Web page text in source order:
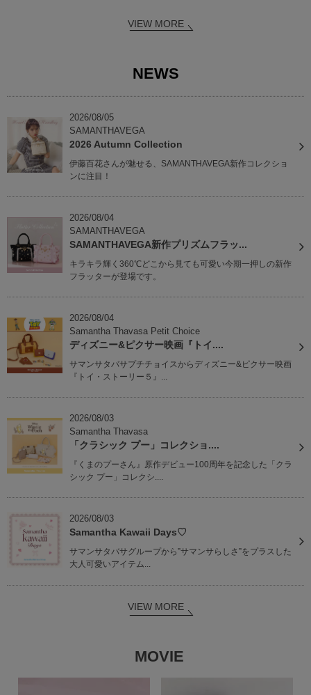
VIEW MORE
NEWS
2026/08/05
SAMANTHAVEGA
2026 Autumn Collection
伊藤百花さんが魅せる、SAMANTHAVEGA新作コレクショ
ンに注目！
2026/08/04
SAMANTHAVEGA
SAMANTHAVEGA新作プリズムフラッ...
キラキラ輝く360℃どこから見ても可愛い今期一押しの新作
フラッターが登場です。
2026/08/04
Samantha Thavasa Petit Choice
ディズニー&ピクサー映画『トイ....
サマンサタバサプチチョイスからディズニー&ピクサー映画
『トイ・ストーリー５』...
2026/08/03
Samantha Thavasa
「クラシック プー」コレクショ....
『くまのプーさん』原作デビュー100周年を記念した「クラ
シック プー」コレクシ....
2026/08/03
Samantha Kawaii Days♡
サマンサタバサグループから”サマンサらしさ”をプラスした
大人可愛いアイテム...
VIEW MORE
MOVIE